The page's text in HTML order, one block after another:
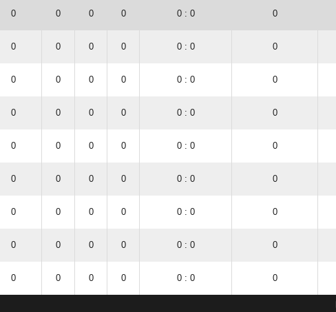
0 0 0 0 0 : 0 0
0 0 0 0 0 : 0 0
0 0 0 0 0 : 0 0
0 0 0 0 0 : 0 0
0 0 0 0 0 : 0 0
0 0 0 0 0 : 0 0
0 0 0 0 0 : 0 0
0 0 0 0 0 : 0 0
0 0 0 0 0 : 0 0